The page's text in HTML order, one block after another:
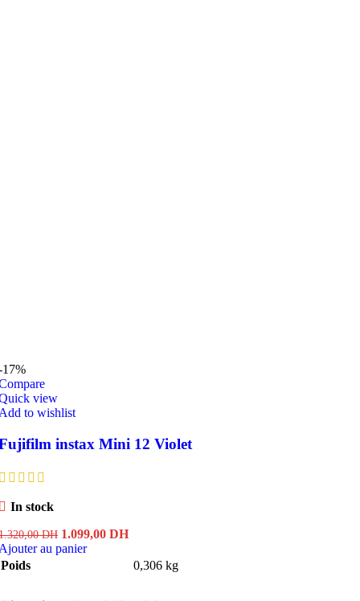
17%
view
to wishlist
instax Mini 12 Violet
In stock
DH Le
prix
1.099,00 DHLe
actuel
au panier
Poids
0,306 kg